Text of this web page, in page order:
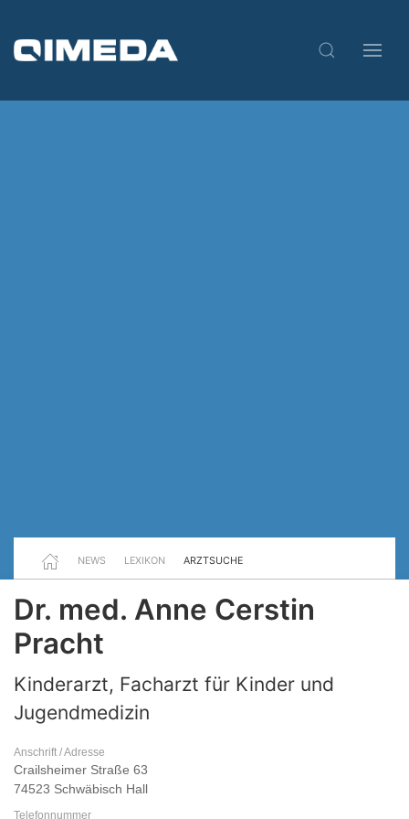
NEWS LEXIKON ARZTSUCHE
Dr. med. Anne Cerstin
Pracht
Kinderarzt, Facharzt für Kinder und
Jugendmedizin
Anschrift / Adresse
Crailsheimer Straße 63
74523 Schwäbisch Hall
Telefonnummer